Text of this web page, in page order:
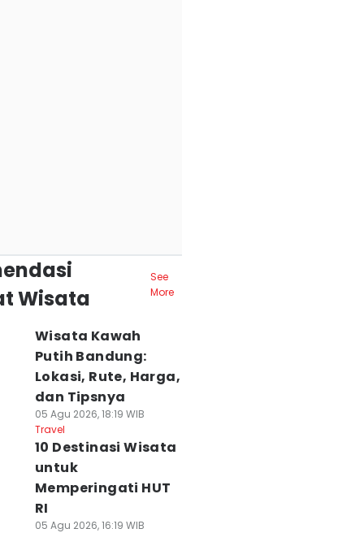
Wisata
See
More
Wisata Kawah
Putih Bandung:
Lokasi, Rute, Harga,
dan Tipsnya
05 Agu 2026, 18:19 WIB
Travel
10 Destinasi Wisata
untuk
Memperingati HUT
RI
05 Agu 2026, 16:19 WIB